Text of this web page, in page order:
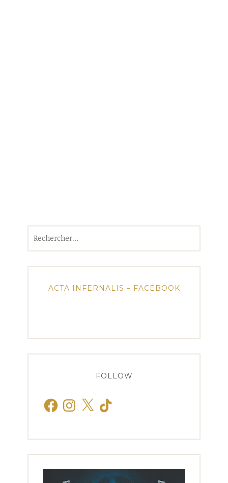
ACTA INFERNALIS – FACEBOOK
FOLLOW
FacebookInstagram
X TikTok